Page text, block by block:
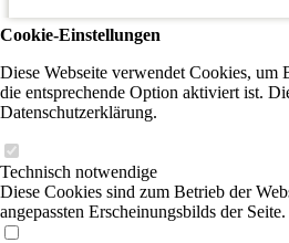
Cookie-Einstellungen
Diese Webseite verwendet Cookies, um
die entsprechende Option aktiviert ist.
Datenschutzerklärung.
Technisch notwendige
Diese Cookies sind zum Betrieb der
angepassten Erscheinungsbilds der Seite.